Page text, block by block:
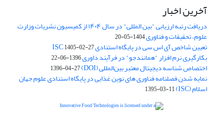
آخرین اخبار
دریافت رتبه ارزیابی "بین المللی" در سال ۱۴۰۴ از کمیسیون نشریات وزارت
علوم، تحقیقات و فناوری1404-05-20
تعیین شاخص آی اس سی در پایگاه استنادی ISC1405-02-27
بکارگیری نرم افزار "همانندجو" در فرآیند داوری1396-06-22
اختصاص شناسه دیجیتال معتبر بین‌المللی (DOI) 1396-04-27
نمایه شدن فصلنامه فناوری های نوین غذایی در پایگاه استنادی علوم جهان
اسلام (ISC) 1395-03-11